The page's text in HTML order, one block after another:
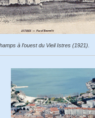
à l’ouest du Vieil Istres (1921).